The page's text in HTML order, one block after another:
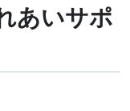
あいサポ